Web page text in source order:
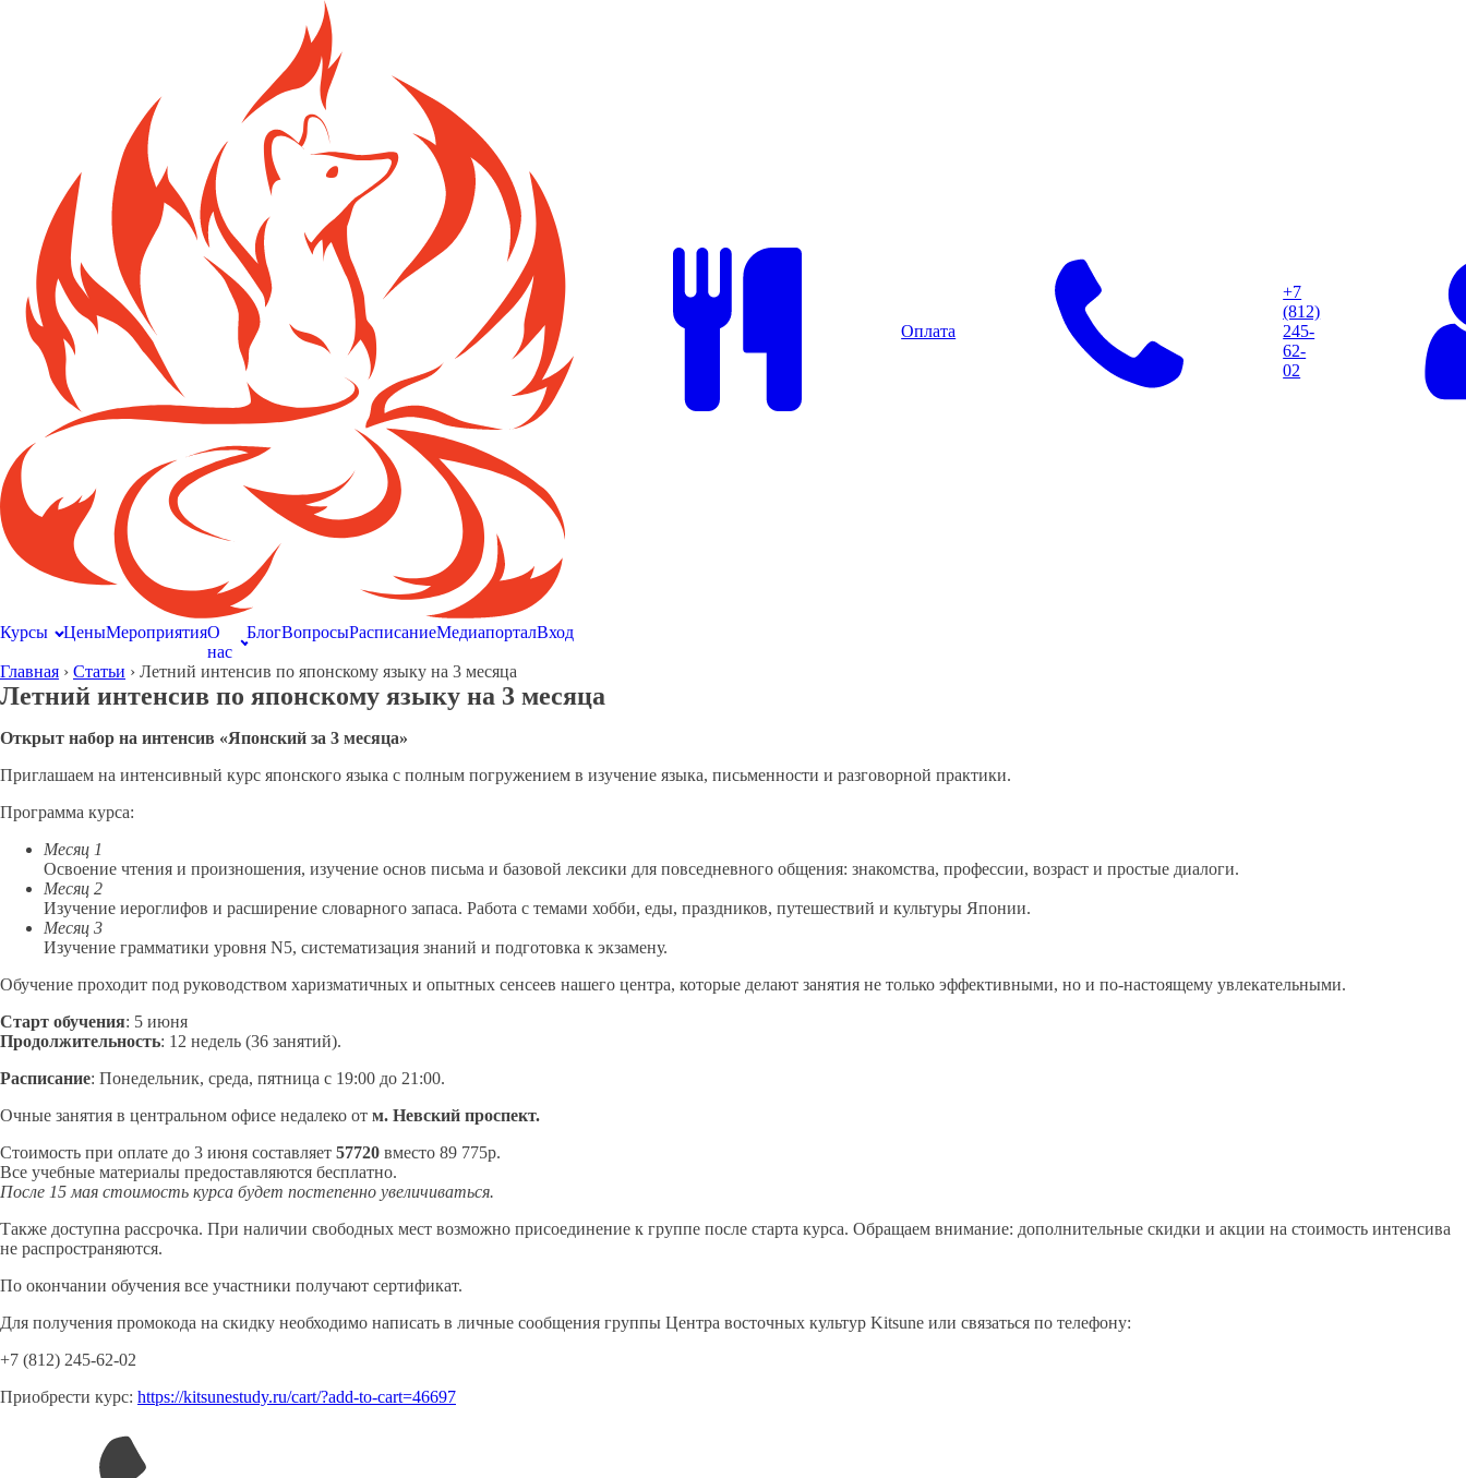
Курсы ЦеныМероприятияО
нас
БлогВопросыРасписаниеМедиапорталВход
Оплата
+7
(812)
245-
62-
02
Главная › Статьи › Летний интенсив по японскому языку на 3 месяца
Летний интенсив по японскому языку на 3 месяца
Открыт набор на интенсив «Японский за 3 месяца»
Приглашаем на интенсивный курс японского языка с полным погружением в изучение языка, письменности и разговорной практики.
Программа курса:
Месяц 1
Освоение чтения и произношения, изучение основ письма и базовой лексики для повседневного общения: знакомства, профессии, возраст и простые диалоги.
Месяц 2
Изучение иероглифов и расширение словарного запаса. Работа с темами хобби, еды, праздников, путешествий и культуры Японии.
Месяц 3
Изучение грамматики уровня N5, систематизация знаний и подготовка к экзамену.
Обучение проходит под руководством харизматичных и опытных сенсеев нашего центра, которые делают занятия не только эффективными, но и по-настоящему увлекательными.
Старт обучения: 5 июня
Продолжительность: 12 недель (36 занятий).
Расписание: Понедельник, среда, пятница с 19:00 до 21:00.
Очные занятия в центральном офисе недалеко от м. Невский проспект.
Стоимость при оплате до 3 июня составляет 57720 вместо 89 775р.
Все учебные материалы предоставляются бесплатно.
После 15 мая стоимость курса будет постепенно увеличиваться.
Также доступна рассрочка. При наличии свободных мест возможно присоединение к группе после старта курса. Обращаем внимание: дополнительные скидки и акции на стоимость интенсива
не распространяются.
По окончании обучения все участники получают сертификат.
Для получения промокода на скидку необходимо написать в личные сообщения группы Центра восточных культур Kitsune или связаться по телефону:
+7 (812) 245-62-02
Приобрести курс: https://kitsunestudy.ru/cart/?add-to-cart=46697